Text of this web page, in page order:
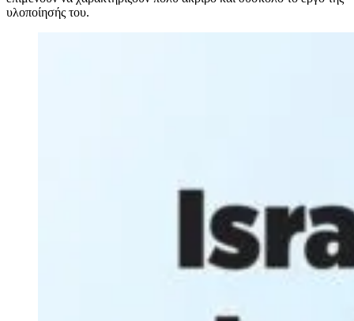
υλοποίησής του.